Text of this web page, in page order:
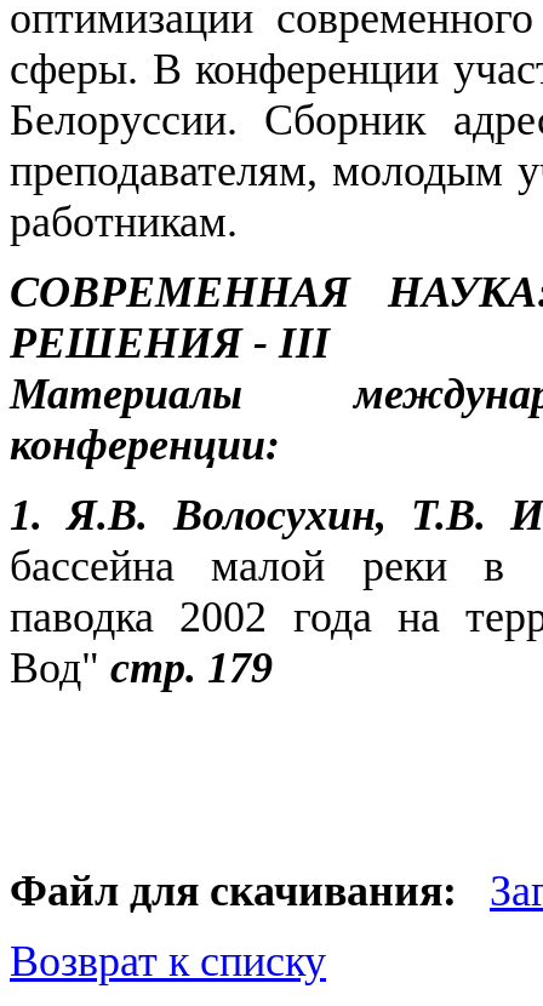
оптимизации
сферы. В конференции
Белоруссии. Сборник
преподавателям, молодым
работникам.
СОВРЕМЕННАЯ
РЕШЕНИЯ - III
Материалы
конференции:
1. Я.В. Волосухин, Т.В.
бассейна малой реки в
паводка 2002 года на
Вод" стр. 179
Файл для скачивания:
Возврат к списку